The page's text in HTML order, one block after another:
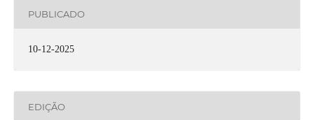
PUBLICADO
10-12-2025
EDIÇÃO